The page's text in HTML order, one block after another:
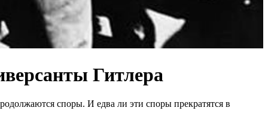
Гитлера
споры. И едва ли эти споры прекратятся в